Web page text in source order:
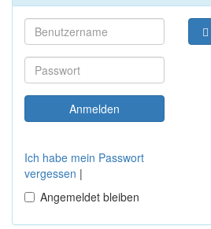
Ich habe mein Passwort
vergessen |
Angemeldet bleiben